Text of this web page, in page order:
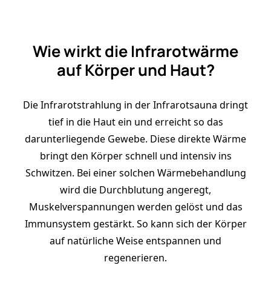
Wie wirkt die Infrarotwärme
auf Körper und Haut?
Die Infrarotstrahlung in der Infrarotsauna dringt
tief in die Haut ein und erreicht so das
darunterliegende Gewebe. Diese direkte Wärme
bringt den Körper schnell und intensiv ins
Schwitzen. Bei einer solchen Wärmebehandlung
wird die Durchblutung angeregt,
Muskelverspannungen werden gelöst und das
Immunsystem gestärkt. So kann sich der Körper
auf natürliche Weise entspannen und
regenerieren.